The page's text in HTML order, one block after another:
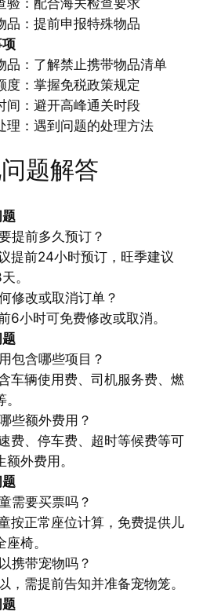
验：配合海关检查要求
品：提前申报特殊物品
品：了解禁止携带物品清单
度：掌握免税政策规定
间：避开高峰通关时段
理：遇到问题的处理方法
题解答
提前多久预订？
提前24小时预订，旺季建议
。
修改或取消订单？
6小时可免费修改或取消。
包含哪些项目？
车辆使用费、司机服务费、燃
些额外费用？
费、停车费、超时等候费等可
额外费用。
需要买票吗？
按正常座位计算，免费提供儿
椅。
携带宠物吗？
，需提前告知并准备宠物笼。